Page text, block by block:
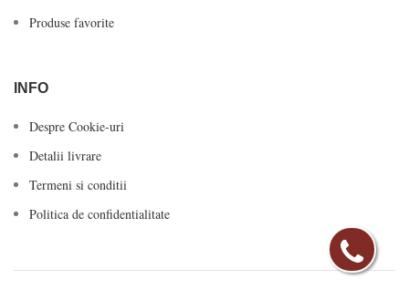
Produse favorite
INFO
Despre Cookie-uri
Detalii livrare
Termeni si conditii
Politica de confidentialitate